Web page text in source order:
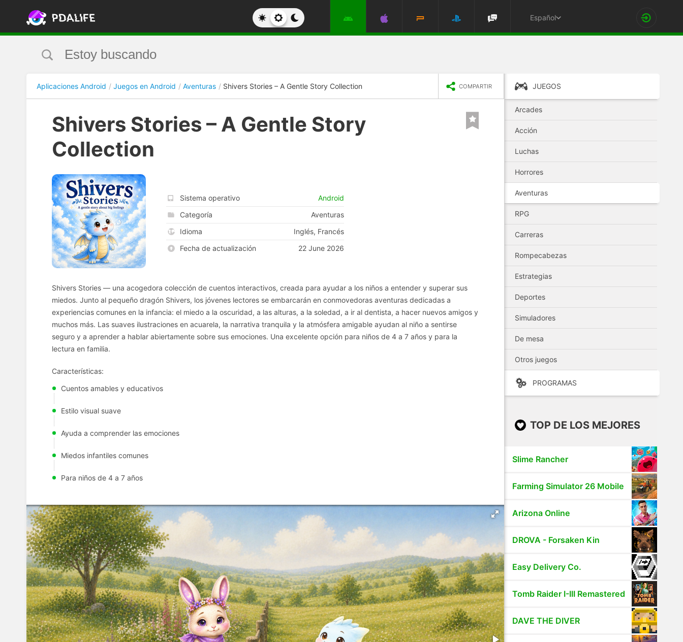
Español
Aplicaciones Android Juegos en Android Aventuras Shivers Stories – A Gentle Story Collection COMPARTIR
Shivers Stories – A Gentle Story
Collection
Sistema operativo
Android
Categoría
Aventuras
Idioma
Inglés, Francés
Fecha de actualización
22 June 2026
Shivers Stories — una acogedora colección de cuentos interactivos, creada para ayudar a los niños a entender y superar sus
miedos. Junto al pequeño dragón Shivers, los jóvenes lectores se embarcarán en conmovedoras aventuras dedicadas a
experiencias comunes en la infancia: el miedo a la oscuridad, a las alturas, a la soledad, a ir al dentista, a hacer nuevos amigos y
muchos más. Las suaves ilustraciones en acuarela, la narrativa tranquila y la atmósfera amigable ayudan al niño a sentirse
seguro y a aprender a hablar abiertamente sobre sus emociones. Una excelente opción para niños de 4 a 7 años y para la
lectura en familia.
Características:
Cuentos amables y educativos
Estilo visual suave
Ayuda a comprender las emociones
Miedos infantiles comunes
Para niños de 4 a 7 años
JUEGOS
Arcades
Acción
Luchas
Horrores
Aventuras
RPG
Carreras
Rompecabezas
Estrategias
Deportes
Simuladores
De mesa
Otros juegos
PROGRAMAS
TOP DE LOS MEJORES
Slime Rancher
Farming Simulator 26 Mobile
Arizona Online
DROVA - Forsaken Kin
Easy Delivery Co.
Tomb Raider I-III Remastered
DAVE THE DIVER